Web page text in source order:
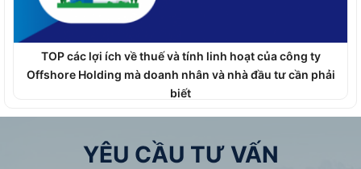
TOP các lợi ích về thuế và tính linh hoạt của công ty
Offshore Holding mà doanh nhân và nhà đầu tư cần phải
biết
YÊU CẦU TƯ VẤN